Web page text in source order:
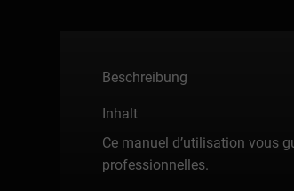
Beschreibung
Inhalt
Ce manuel d’utilisation vous
professionnelles.